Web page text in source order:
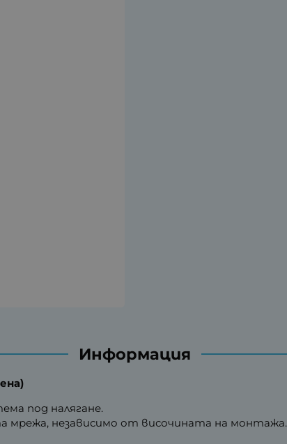
Информация
под налягане.
мрежа, независимо от височината на монтажа.